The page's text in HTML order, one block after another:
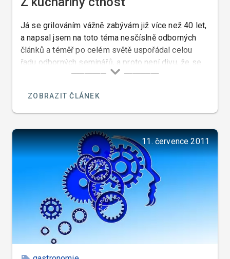
Já se grilováním vážně zabývám již více než 40 let,
a napsal jsem na toto téma nesčíslně odborných
článků a téměř po celém světě uspořádal celou
řadu odborných seminářů, a proto není divu, že se
mě tolik lidí ptá na názor na pořad pana Pohlreicha
ukrdený, ale to že ze všech kuchařů kteří nejsou
sprostí jako on a kteří nemají komediantské vlohy,
ZOBRAZIT ČLÁNEK
11. července 2011